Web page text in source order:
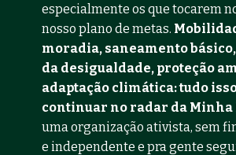
especialmente os que tocarem
nosso plano de metas.
moradia, saneamento
da desigualdade, proteção
adaptação climática: tudo
continuar no radar da Minha
uma organização ativista, sem
e independente e pra gente